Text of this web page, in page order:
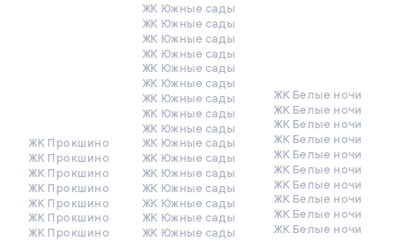
ЖК Белые ночи
ЖК Белые ночи
ЖК Белые ночи
ЖК Белые ночи
ЖК Белые ночи
ЖК Белые ночи
ЖК Белые ночи
ЖК Белые ночи
ЖК Белые ночи
ЖК Белые ночи
ЖК Южные сады
ЖК Южные сады
ЖК Южные сады
ЖК Южные сады
ЖК Южные сады
ЖК Южные сады
ЖК Южные сады
ЖК Южные сады
ЖК Южные сады
ЖК Южные сады
ЖК Южные сады
ЖК Южные сады
ЖК Южные сады
ЖК Южные сады
ЖК Южные сады
ЖК Южные сады
ЖК Прокшино
ЖК Прокшино
ЖК Прокшино
ЖК Прокшино
ЖК Прокшино
ЖК Прокшино
ЖК Прокшино